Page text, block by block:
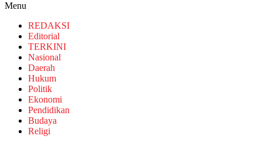
Menu
REDAKSI
Editorial
TERKINI
Nasional
Daerah
Hukum
Politik
Ekonomi
Pendidikan
Budaya
Religi